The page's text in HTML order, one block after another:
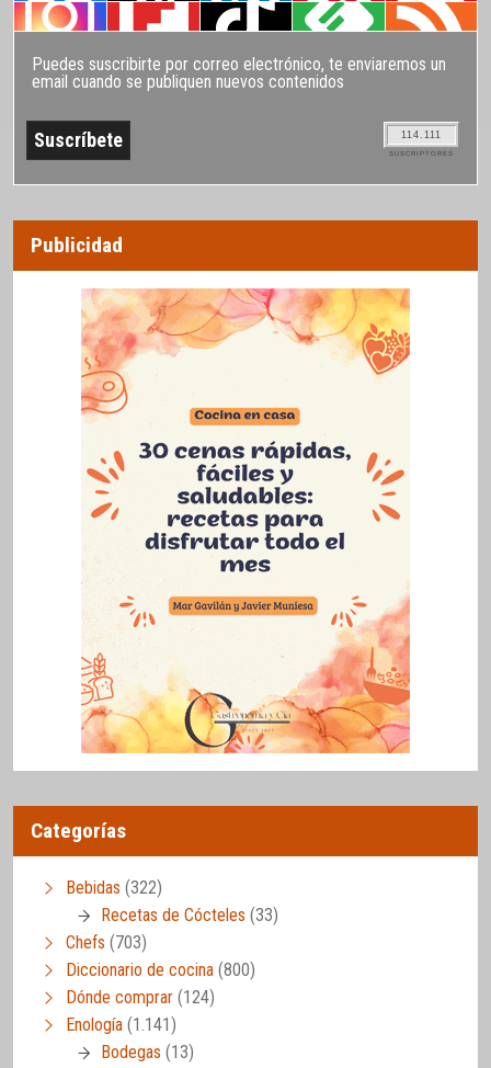
Puedes suscribirte por correo electrónico, te enviaremos un
email cuando se publiquen nuevos contenidos
114.111
SUSCRIPTORES
Publicidad
Categorías
Bebidas (322)
Recetas de Cócteles (33)
Chefs (703)
Diccionario de cocina (800)
Dónde comprar (124)
Enología (1.141)
Bodegas (13)